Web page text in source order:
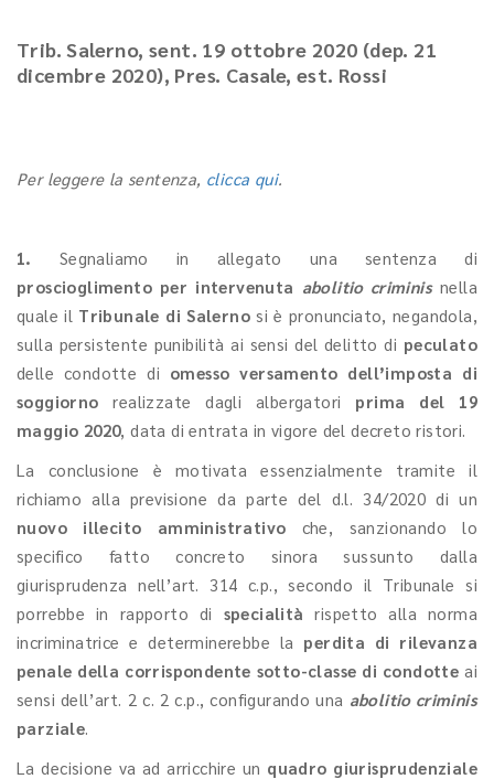
Trib. Salerno, sent. 19 ottobre 2020 (dep. 21
dicembre 2020), Pres. Casale, est. Rossi
Per leggere la sentenza, clicca qui.
1. Segnaliamo in allegato una sentenza di
proscioglimento per intervenuta abolitio criminisnella
quale il Tribunale di Salerno si è pronunciato, negandola,
sulla persistente punibilità ai sensi del delitto di peculato
delle condotte di omesso versamento dell’imposta di
soggiorno realizzate dagli albergatori prima del 19
maggio 2020, data di entrata in vigore del decreto ristori.
La conclusione è motivata essenzialmente tramite il
richiamo alla previsione da parte del d.l. 34/2020 di un
nuovo illecito amministrativo che, sanzionando lo
specifico fatto concreto sinora sussunto dalla
giurisprudenza nell’art. 314 c.p., secondo il Tribunale si
porrebbe in rapporto di specialità rispetto alla norma
incriminatrice e determinerebbe la perdita di rilevanza
penale della corrispondente sotto-classe di condotte ai
sensi dell’art. 2 c. 2 c.p., configurando una abolitio criminis
parziale.
La decisione va ad arricchire un quadro giurisprudenziale